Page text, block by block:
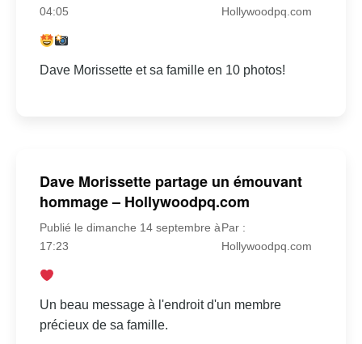
04:05
Hollywoodpq.com
Dave Morissette et sa famille en 10 photos!
Dave Morissette partage un émouvant
hommage – Hollywoodpq.com
Publié le dimanche 14 septembre à
17:23
Par :
Hollywoodpq.com
Un beau message à l'endroit d'un membre
précieux de sa famille.